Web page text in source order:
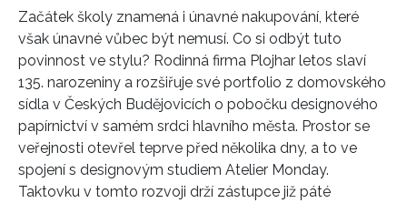
Začátek školy znamená i únavné nakupování, které
však únavné vůbec být nemusí. Co si odbýt tuto
povinnost ve stylu? Rodinná firma Plojhar letos slaví
135. narozeniny a rozšiřuje své portfolio z domovského
sídla v Českých Budějovicích o pobočku designového
papírnictví v samém srdci hlavního města. Prostor se
veřejnosti otevřel teprve před několika dny, a to ve
spojení s designovým studiem Atelier Monday.
Taktovku v tomto rozvoji drží zástupce již páté